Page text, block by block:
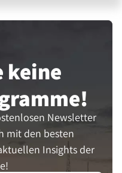
keine
Newsletter
mit den besten
Insights der